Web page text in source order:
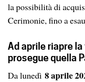
la possibilità di
Cerimonie, fino a
Ad aprile riapre
prosegue quella
Da lunedì 8 aprile